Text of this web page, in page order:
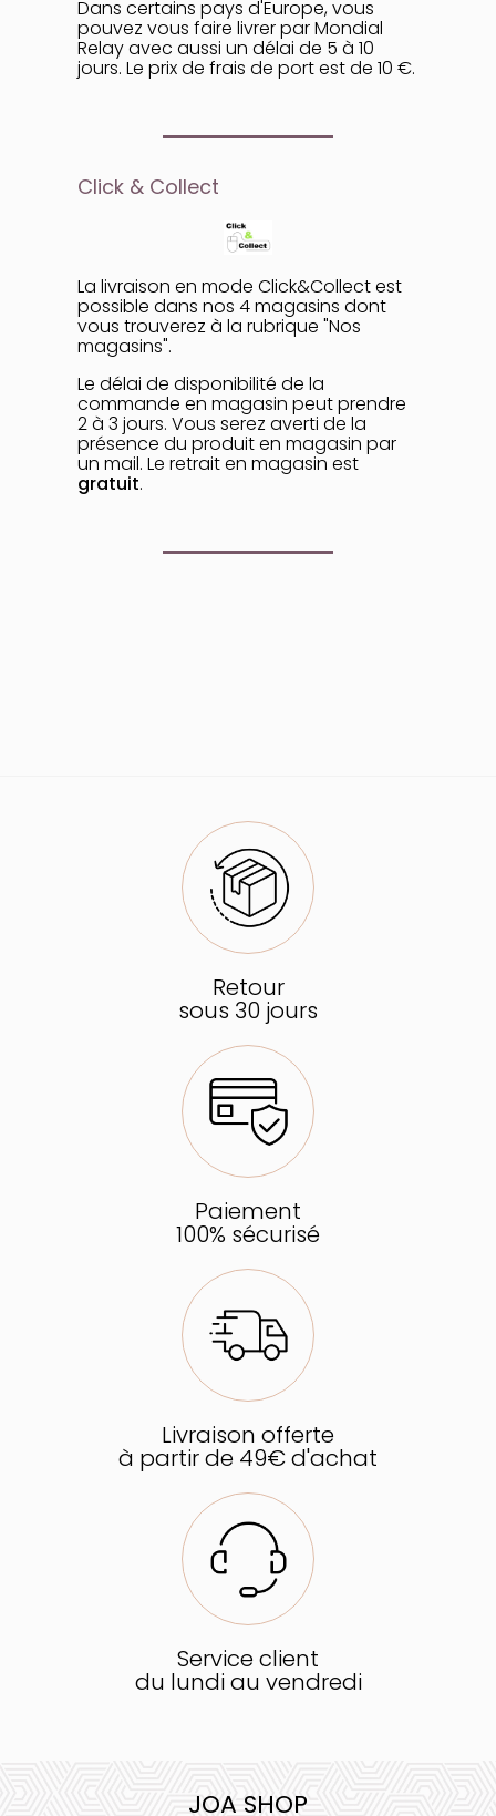
Dans certains pays d'Europe, vous
pouvez vous faire livrer par Mondial
Relay avec aussi un délai de 5 à 10
jours. Le prix de frais de port est de 10 €.
Click & Collect
La livraison en mode Click&Collect est
possible dans nos 4 magasins dont
vous trouverez à la rubrique "Nos
magasins".
Le délai de disponibilité de la
commande en magasin peut prendre
2 à 3 jours. Vous serez averti de la
présence du produit en magasin par
un mail. Le retrait en magasin est
gratuit.
Retour
sous 30 jours
Paiement
100% sécurisé
Livraison offerte
à partir de 49€ d'achat
Service client
du lundi au vendredi
JOA SHOP